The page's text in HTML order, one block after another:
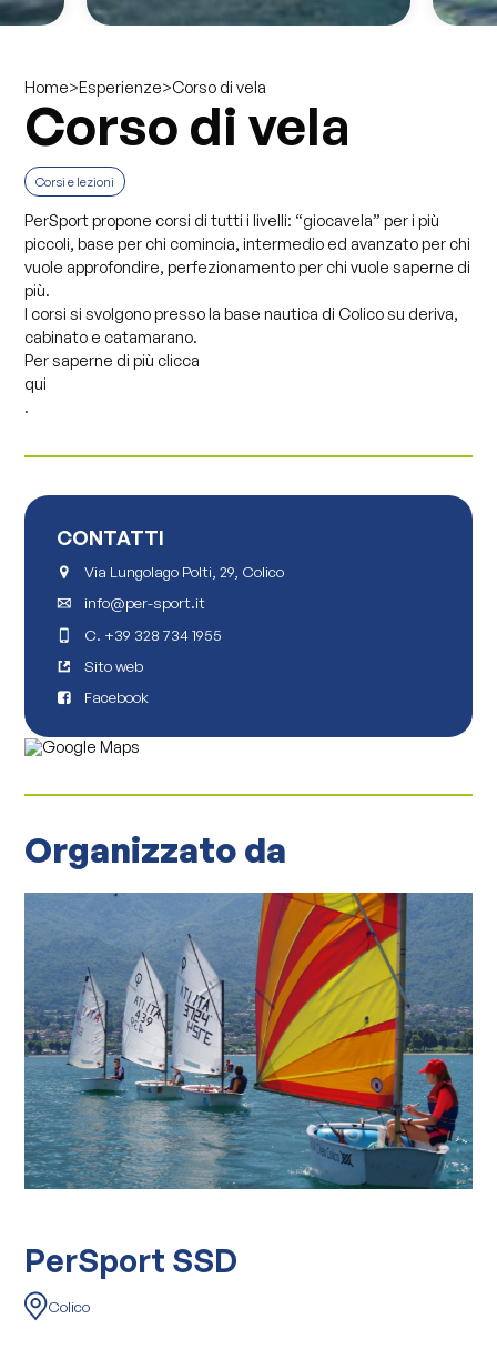
Home>Esperienze>Corso di vela
Corso di vela
Corsi e lezioni
PerSport propone corsi di tutti i livelli: “giocavela” per i più
piccoli, base per chi comincia, intermedio ed avanzato per chi
vuole approfondire, perfezionamento per chi vuole saperne di
più.
I corsi si svolgono presso la base nautica di Colico su deriva,
cabinato e catamarano.
Per saperne di più clicca
qui
.
CONTATTI
Via Lungolago Polti, 29, Colico
info@per-sport.it
C. +39 328 734 1955
Sito web
Facebook
Organizzato da
PerSport SSD
Colico